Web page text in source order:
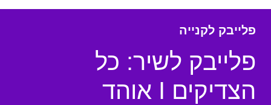
פלייבק לקנייה
פלייבק לשיר: כל
הצדיקים I אוהד